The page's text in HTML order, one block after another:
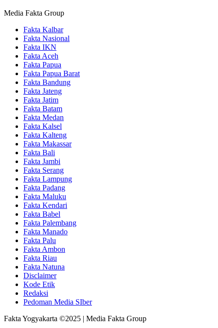
Media Fakta Group
Fakta Kalbar
Fakta Nasional
Fakta IKN
Fakta Aceh
Fakta Papua
Fakta Papua Barat
Fakta Bandung
Fakta Jateng
Fakta Jatim
Fakta Batam
Fakta Medan
Fakta Kalsel
Fakta Kalteng
Fakta Makassar
Fakta Bali
Fakta Jambi
Fakta Serang
Fakta Lampung
Fakta Padang
Fakta Maluku
Fakta Kendari
Fakta Babel
Fakta Palembang
Fakta Manado
Fakta Palu
Fakta Ambon
Fakta Riau
Fakta Natuna
Disclaimer
Kode Etik
Redaksi
Pedoman Media SIber
Fakta Yogyakarta ©2025 | Media Fakta Group